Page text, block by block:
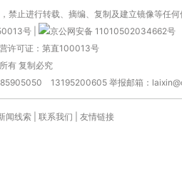
止进行转载、摘编、复制及建立镜像等任何
号
京公网安备 11010502034662号
许可证：第直100013号
有 复制必究
85905050 13195200605 举报邮箱：
闻线索 联系我们 友情链接